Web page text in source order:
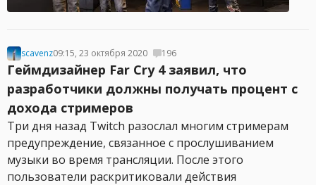
scavenz09:15, 23 октября 2020 196
Геймдизайнер Far Cry 4 заявил, что
разработчики должны получать процент с
дохода стримеров
Три дня назад Twitch разослал многим стримерам
предупреждение, связанное с прослушиванием
музыки во время трансляции. После этого
пользователи раскритиковали действия